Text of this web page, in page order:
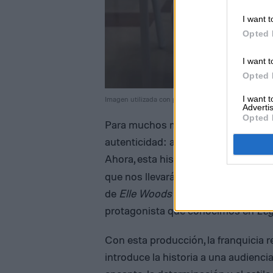
I want
Opted
I want
Opted
I want
Opted
Imagen utilizada con permiso del titular de los
Para muchos millennials, Elle
autenticidad: alguien que logró
Ahora, esta historia regresa con
que nos llevará a los años de
de Elle Woodsy los momentos que
protagonista que conocimos en
Con esta producción, la franquicia
introduce la historia a una